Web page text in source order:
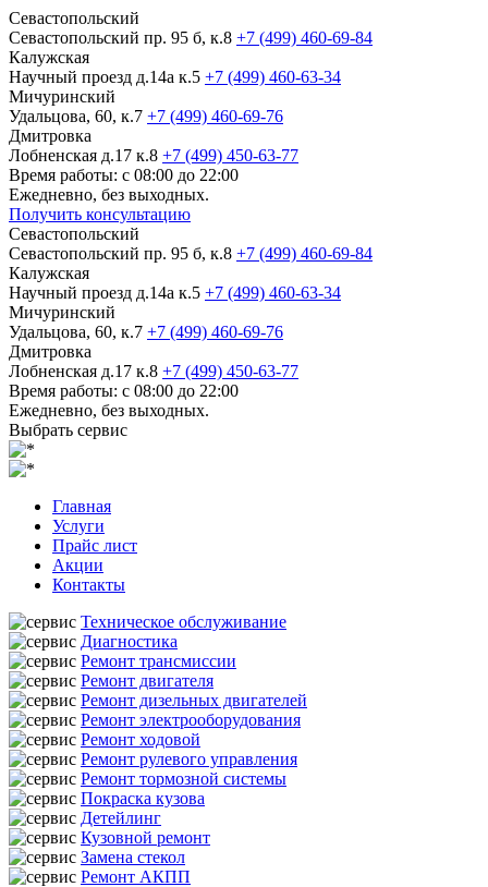
Севастопольский
Севастопольский пр. 95 б, к.8 +7 (499) 460-69-84
Калужская
Научный проезд д.14а к.5 +7 (499) 460-63-34
Мичуринский
Удальцова, 60, к.7 +7 (499) 460-69-76
Дмитровка
Лобненская д.17 к.8 +7 (499) 450-63-77
Время работы: с 08:00 до 22:00
Ежедневно, без выходных.
Получить консультацию
Севастопольский
Севастопольский пр. 95 б, к.8 +7 (499) 460-69-84
Калужская
Научный проезд д.14а к.5 +7 (499) 460-63-34
Мичуринский
Удальцова, 60, к.7 +7 (499) 460-69-76
Дмитровка
Лобненская д.17 к.8 +7 (499) 450-63-77
Время работы: с 08:00 до 22:00
Ежедневно, без выходных.
Выбрать сервис
Главная
Услуги
Прайс лист
Акции
Контакты
Техническое обслуживание
Диагностика
Ремонт трансмиссии
Ремонт двигателя
Ремонт дизельных двигателей
Ремонт электрооборудования
Ремонт ходовой
Ремонт рулевого управления
Ремонт тормозной системы
Покраска кузова
Детейлинг
Кузовной ремонт
Замена стекол
Ремонт АКПП